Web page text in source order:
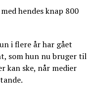
hendes knap 800
i flere år har gået
som hun nu bruger til
kan ske, når medier